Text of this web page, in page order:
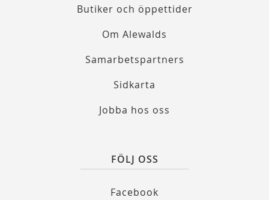
Butiker och öppettider
Om Alewalds
Samarbetspartners
Sidkarta
Jobba hos oss
FÖLJ OSS
Facebook